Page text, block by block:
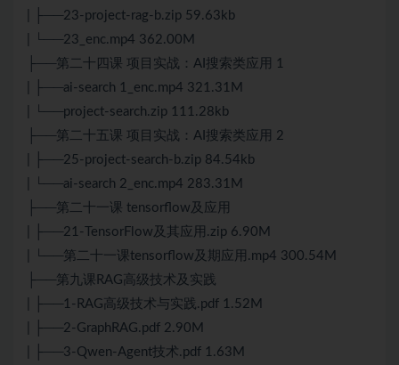
| ├──23-project-rag-b.zip 59.63kb
| └──23_enc.mp4 362.00M
├──第二十四课 项目实战：AI搜索类应用 1
| ├──ai-search 1_enc.mp4 321.31M
| └──project-search.zip 111.28kb
├──第二十五课 项目实战：AI搜索类应用 2
| ├──25-project-search-b.zip 84.54kb
| └──ai-search 2_enc.mp4 283.31M
├──第二十一课 tensorflow及应用
| ├──21-TensorFlow及其应用.zip 6.90M
| └──第二十一课tensorflow及期应用.mp4 300.54M
├──第九课RAG高级技术及实践
| ├──1-RAG高级技术与实践.pdf 1.52M
| ├──2-GraphRAG.pdf 2.90M
| ├──3-Qwen-Agent技术.pdf 1.63M